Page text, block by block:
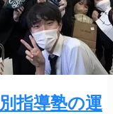
指導塾の運